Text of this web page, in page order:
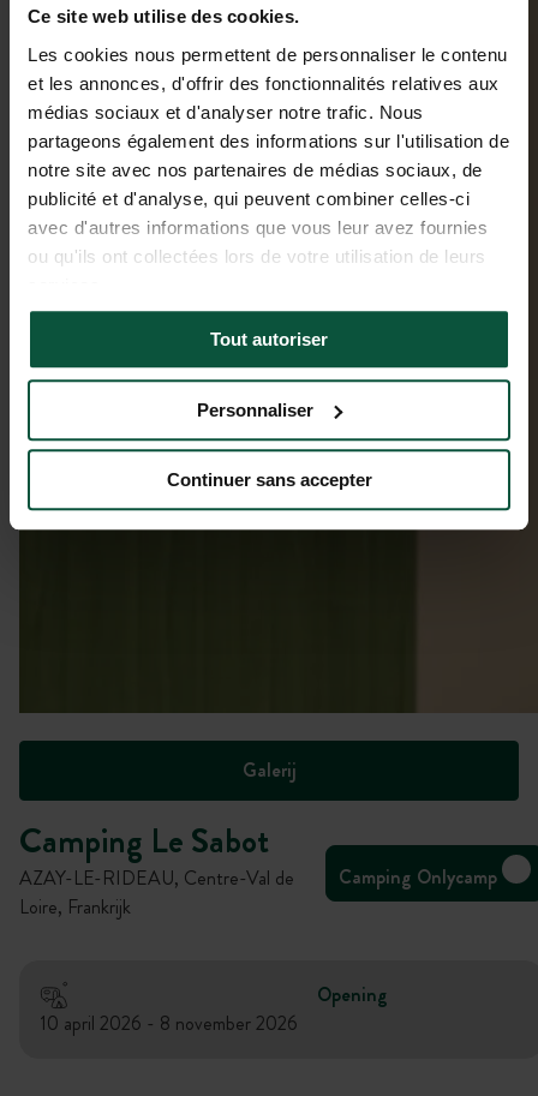
Ce site web utilise des cookies.
Les cookies nous permettent de personnaliser le contenu
et les annonces, d'offrir des fonctionnalités relatives aux
médias sociaux et d'analyser notre trafic. Nous
partageons également des informations sur l'utilisation de
notre site avec nos partenaires de médias sociaux, de
publicité et d'analyse, qui peuvent combiner celles-ci
avec d'autres informations que vous leur avez fournies
ou qu'ils ont collectées lors de votre utilisation de leurs
Tout autoriser
Personnaliser
Continuer sans accepter
Galerij
Camping Le Sabot
AZAY-LE-RIDEAU, Centre-Val de
Loire, Frankrijk
Camping Onlycamp
Opening
10 april 2026 - 8 november 2026